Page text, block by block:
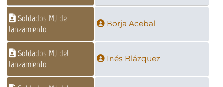
Soldados MJ de
lanzamiento
Borja Acebal
Soldados MJ del
lanzamiento
Inés Blázquez